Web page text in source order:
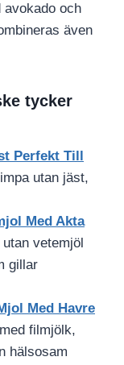
och
även
tycker
Perfekt Till
utan jäst,
Med Akta
vetemjöl
gillar
Med Havre
filmjölk,
hälsosam